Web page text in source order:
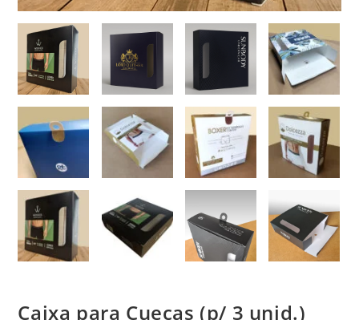
Caixa para Cuecas (p/ 3 unid.)